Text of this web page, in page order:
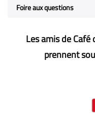
Foire aux questions
Les amis de
prennent